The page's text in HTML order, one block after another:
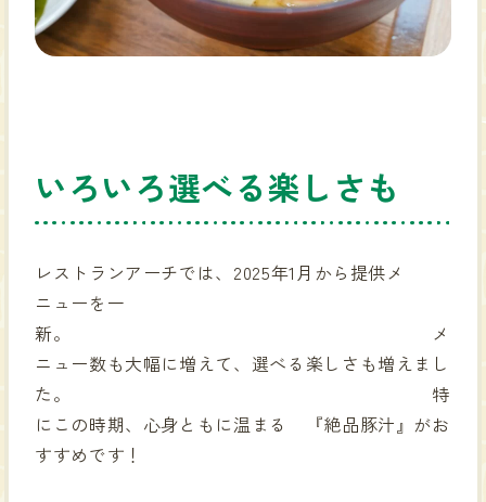
いろいろ選べる楽しさも
レストランアーチでは、2025年1月から提供メ
ニューを一
新。 メ
ニュー数も大幅に増えて、選べる楽しさも増えまし
た。 特
にこの時期、心身ともに温まる 『絶品豚汁』がお
すすめです！